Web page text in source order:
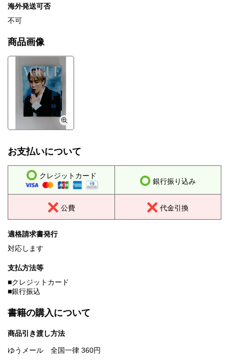
海外発送可否
不可
商品画像
お支払いについて
クレジットカード
銀行振り込み
公費 代金引換
適格請求書発行
対応します
支払方法等
■クレジットカード
■銀行振込
書籍の購入について
商品引き渡し方法
ゆうメール 全国一律 360円